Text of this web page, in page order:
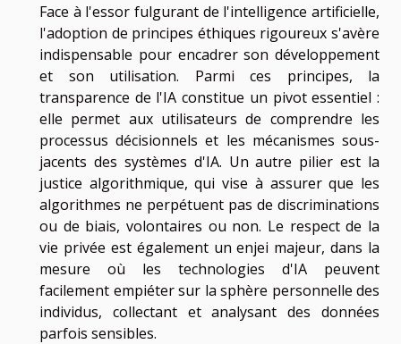
Face à l'essor fulgurant de l'intelligence artificielle,
l'adoption de principes éthiques rigoureux s'avère
indispensable pour encadrer son développement
et son utilisation. Parmi ces principes, la
transparence de l'IA constitue un pivot essentiel :
elle permet aux utilisateurs de comprendre les
processus décisionnels et les mécanismes sous-
jacents des systèmes d'IA. Un autre pilier est la
justice algorithmique, qui vise à assurer que les
algorithmes ne perpétuent pas de discriminations
ou de biais, volontaires ou non. Le respect de la
vie privée est également un enjei majeur, dans la
mesure où les technologies d'IA peuvent
facilement empiéter sur la sphère personnelle des
individus, collectant et analysant des données
parfois sensibles.